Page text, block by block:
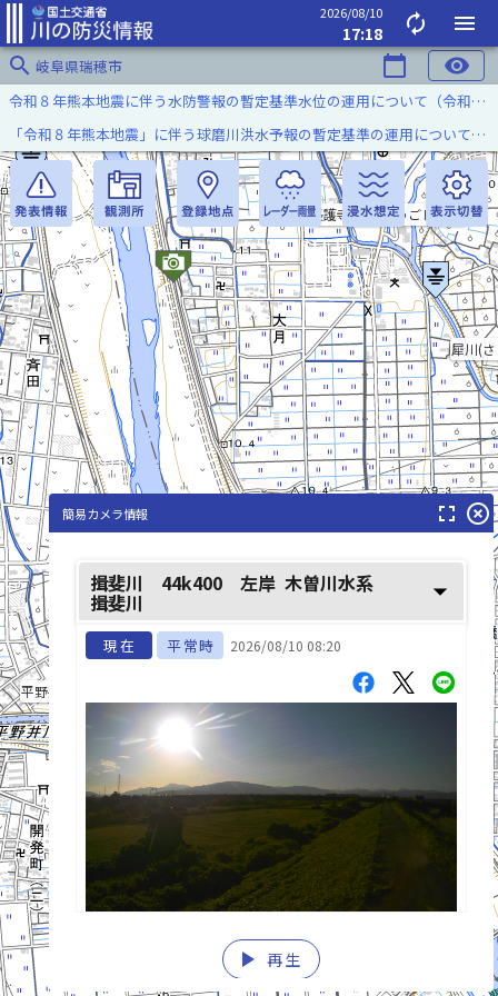
2026/08/10
17:18 autorenew
menu
search 岐阜県瑞穂市 calendar_today visibility
犀川(
長護寺川(ちようごじがわ)
宝江川(ほうえがわ)
平野井川(ひらのいがわ)
令和８年熊本地震に伴う水防警報の暫定基準水位の運用について（令和８年８月７日）
「令和８年熊本地震」に伴う球磨川洪水予報の暫定基準の運用について（令和８年８月５日）
簡易カメラ情報 fullscreen highlight_off
揖斐川 44k400 左岸 木曽川水系
揖斐川 arrow_drop_down
現在 平常時 2026/08/10 08:20
play_arrow 再生